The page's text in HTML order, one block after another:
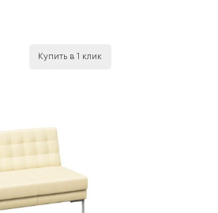
Купить в 1 клик